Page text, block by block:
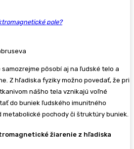
pole?
pôsobí aj na ľudské telo a
Z hľadiska fyziky možno povedať, že pri
nášho tela vznikajú voľné
do buniek ľudského imunitného
pochody či štruktúry buniek.
žiarenie z hľadiska